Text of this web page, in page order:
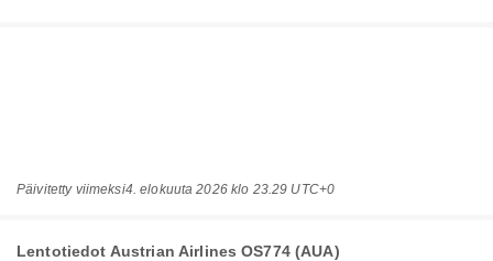
Päivitetty viimeksi4. elokuuta 2026 klo 23.29 UTC+0
Lentotiedot Austrian Airlines OS774 (AUA)